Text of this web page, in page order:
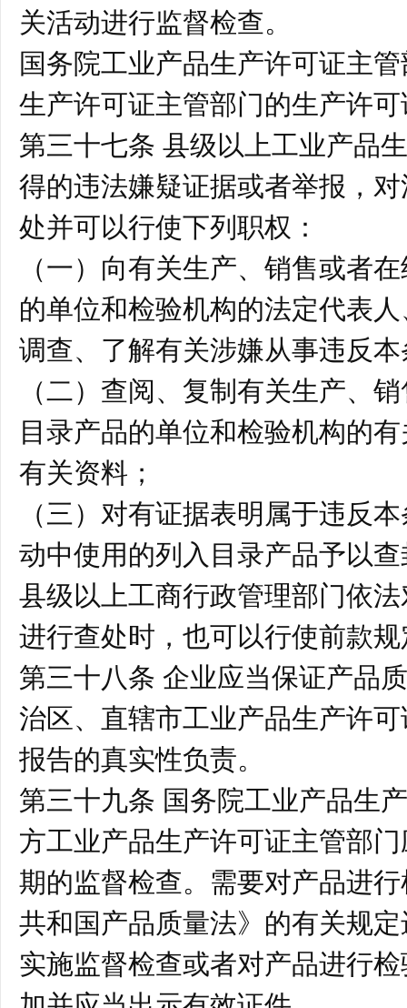
关活动进行监督检查。
国务院工业产品生产许可证主
生产许可证主管部门的生产许
第三十七条 县级以上工业产品
得的违法嫌疑证据或者举报，
处并可以行使下列职权：
（一）向有关生产、销售或者
的单位和检验机构的法定代表
调查、了解有关涉嫌从事违反
（二）查阅、复制有关生产、
目录产品的单位和检验机构的
有关资料；
（三）对有证据表明属于违反
动中使用的列入目录产品予以
县级以上工商行政管理部门依
进行查处时，也可以行使前款
第三十八条 企业应当保证产品
治区、直辖市工业产品生产许
报告的真实性负责。
第三十九条 国务院工业产品生
方工业产品生产许可证主管部
期的监督检查。需要对产品进
共和国产品质量法》的有关规
实施监督检查或者对产品进行